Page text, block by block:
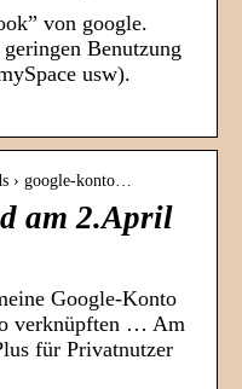
von google.
Benutzung
usw).
› google-konto…
am 2.April
Google-Konto
verknüpften … Am
für Privatnutzer